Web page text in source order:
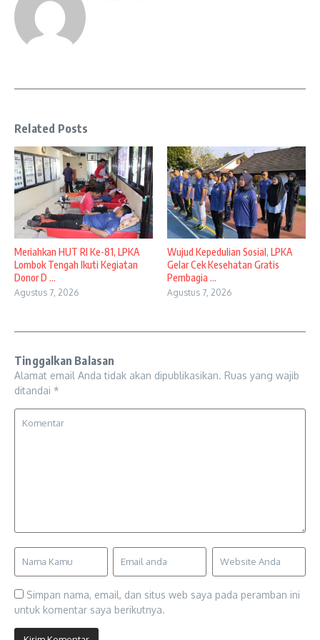
Related Posts
Meriahkan HUT RI Ke-81, LPKA
Lombok Tengah Ikuti Kegiatan
Donor D ...
Agustus 7, 2026
Wujud Kepedulian Sosial, LPKA
Gelar Cek Kesehatan Gratis
Pembagia ...
Agustus 7, 2026
Tinggalkan Balasan
Alamat email Anda tidak akan dipublikasikan. Ruas yang wajib
ditandai *
Simpan nama, email, dan situs web saya pada peramban ini
untuk komentar saya berikutnya.